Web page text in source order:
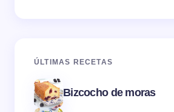
ÚLTIMAS RECETAS
Bizcocho de moras